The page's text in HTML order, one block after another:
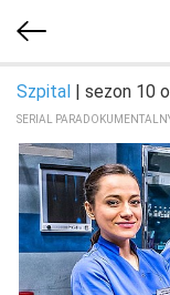
Szpital | sezon 10
SERIAL